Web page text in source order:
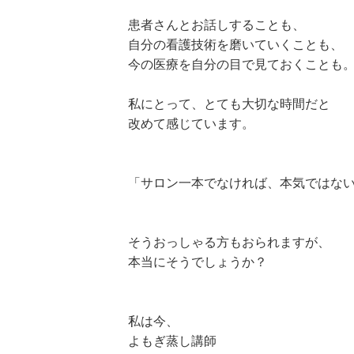
患者さんとお話しすることも、
自分の看護技術を磨いていくことも、
今の医療を自分の目で見ておくことも。
私にとって、とても大切な時間だと
改めて感じています。
「サロン一本でなければ、本気ではない
そうおっしゃる方もおられますが、
本当にそうでしょうか？
私は今、
よもぎ蒸し講師